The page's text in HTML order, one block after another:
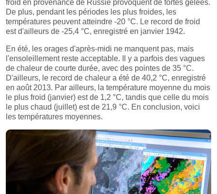
froid en provenance de Russie provoquent de fortes gelées.
De plus, pendant les périodes les plus froides, les
températures peuvent atteindre -20 °C. Le record de froid
est d'ailleurs de -25,4 °C, enregistré en janvier 1942.
En été, les orages d'après-midi ne manquent pas, mais
l'ensoleillement reste acceptable. Il y a parfois des vagues
de chaleur de courte durée, avec des pointes de 35 °C.
D'ailleurs, le record de chaleur a été de 40,2 °C, enregistré
en août 2013. Par ailleurs, la température moyenne du mois
le plus froid (janvier) est de 1,2 °C, tandis que celle du mois
le plus chaud (juillet) est de 21,9 °C. En conclusion, voici
les températures moyennes.